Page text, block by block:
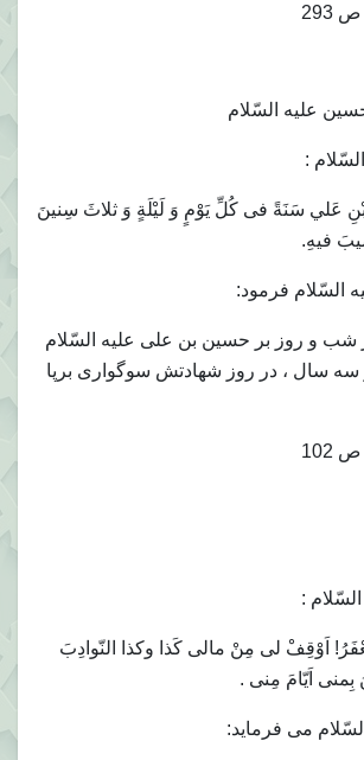
:
عَلي سَنَةً فى كُلِّ يَوْمٍ وَ لَيْلَةٍ وَ ثلاثَ سِنينَ
فيهِ.
فرمود:
شب و روز بر حسين بن على عليه السّلام
سه سال ، در روز شهادتش سوگوارى برپا
:
اَوْقِفْ لى مِنْ مالى كَذا وكذا النّوادِبَ
اَيّامَ مِنى .
مى فرمايد: